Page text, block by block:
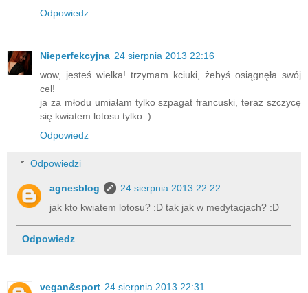
Odpowiedz
Nieperfekcyjna 24 sierpnia 2013 22:16
wow, jesteś wielka! trzymam kciuki, żebyś osiągnęła swój
cel!
ja za młodu umiałam tylko szpagat francuski, teraz szczycę
się kwiatem lotosu tylko :)
Odpowiedz
Odpowiedzi
agnesblog
24 sierpnia 2013 22:22
jak kto kwiatem lotosu? :D tak jak w medytacjach? :D
Odpowiedz
vegan&sport 24 sierpnia 2013 22:31